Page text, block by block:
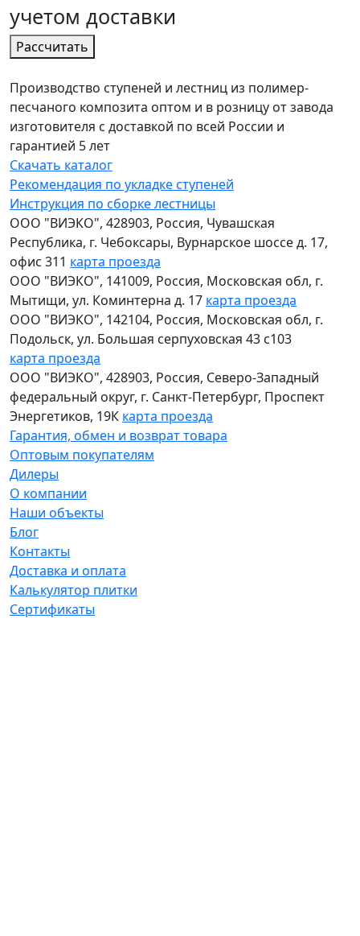
учетом доставки
Расcчитать
Производство ступеней и лестниц из полимер-
песчаного композита оптом и в розницу от завода
изготовителя с доставкой по всей России и
гарантией 5 лет
Скачать каталог
Рекомендация по укладке ступеней
Инструкция по сборке лестницы
ООО "ВИЭКО", 428903, Россия, Чувашская
Республика, г. Чебоксары, Вурнарское шоссе д. 17,
офис 311 карта проезда
ООО "ВИЭКО", 141009, Россия, Московская обл, г.
Мытищи, ул. Коминтерна д. 17 карта проезда
ООО "ВИЭКО", 142104, Россия, Московская обл, г.
Подольск, ул. Большая серпуховская 43 с103
карта проезда
ООО "ВИЭКО", 428903, Россия, Северо-Западный
федеральный округ, г. Санкт-Петербург, Проспект
Энергетиков, 19К карта проезда
Гарантия, обмен и возврат товара
Оптовым покупателям
Дилеры
О компании
Наши объекты
Блог
Контакты
Доставка и оплата
Калькулятор плитки
Сертификаты